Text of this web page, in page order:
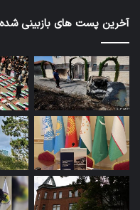
آخرین پست های بازبینی شده